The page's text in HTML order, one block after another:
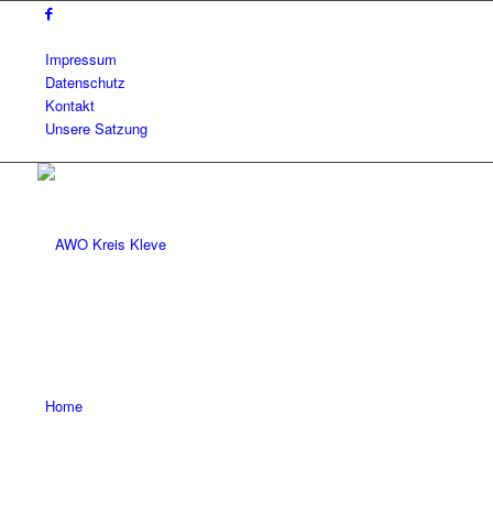
Impressum
Datenschutz
Kontakt
Unsere Satzung
Home